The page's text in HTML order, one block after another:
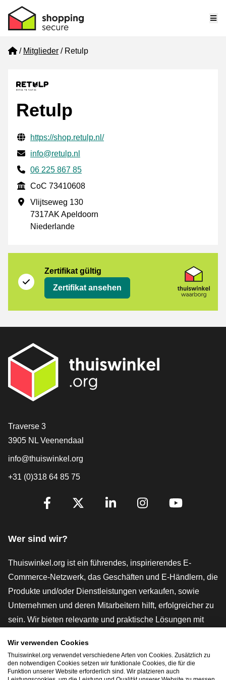
Home
Mitglieder Retulp
Retulp
Geprüfte Kontaktinformationen
Website URL
https://shop.retulp.nl/
E-mail
info@retulp.nl
Phone number
06 225 867 85
CoC
CoC 73410608
Geschäftsadresse
Vlijtseweg 130
7317AK Apeldoorn
Niederlande
Zertifikat gültig
Zertifikat ansehen
[_General:Contact]
Traverse 3
3905 NL Veenendaal
info@thuiswinkel.org
+31 (0)318 64 85 75
[_General:SocialMediaTitle]
Wer sind wir?
Thuiswinkel.org ist ein führendes, inspirierendes E-
Commerce-Netzwerk, das Geschäften und E-Händlern, die
Produkte und/oder Dienstleistungen verkaufen, sowie
Unternehmen und deren Mitarbeitern hilft, erfolgreicher zu
sein. Wir bieten relevante und praktische Lösungen mit
rechtlichen Instrumenten und Beratung,
Interessenvertretung, Marktforschung und verfügen über
eine eigene Bildungsplattform, die Thuiswinkel e-
Wir verwenden Cookies
Thuiswinkel.org verwendet verschiedene Arten von Cookies. Zusätzlich zu
den notwendigen Cookies setzen wir funktionale Cookies, die für die
Funktion unserer Website erforderlich sind. Wir platzieren auch